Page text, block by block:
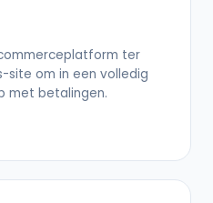
ter
site om in een volledig
met betalingen.